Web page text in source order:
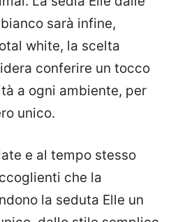
sarà infine,
white, la scelta
conferire un tocco
a ogni ambiente, per
unico.
e al tempo stesso
che la
la seduta Elle un